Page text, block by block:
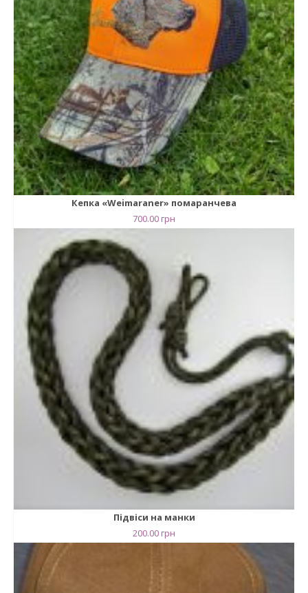
Кепка «Weimaraner» помаранчева
700.00 грн
Підвіси на манки
200.00 грн